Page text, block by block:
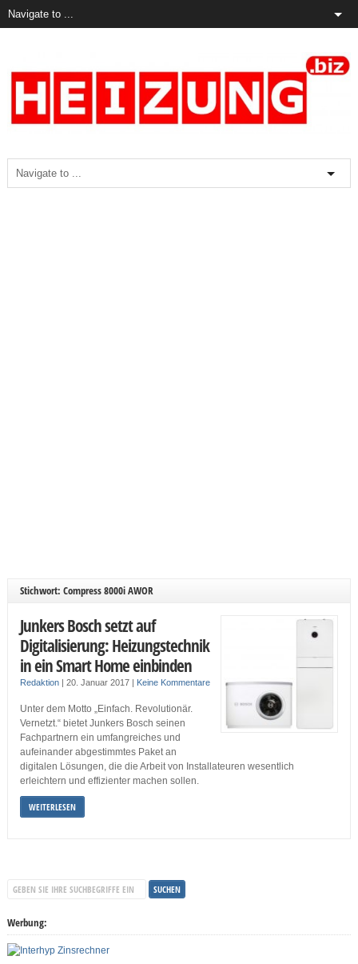
Stichwort: Compress 8000i AWOR
Junkers Bosch setzt auf
Digitalisierung: Heizungstechnik
in ein Smart Home einbinden
Redaktion| 20. Januar 2017 | Keine Kommentare
Unter dem Motto „Einfach. Revolutionär.
Vernetzt.“ bietet Junkers Bosch seinen
Fachpartnern ein umfangreiches und
aufeinander abgestimmtes Paket an
digitalen Lösungen, die die Arbeit von Installateuren wesentlich
erleichtern und effizienter machen sollen.
WEITERLESEN
Werbung: